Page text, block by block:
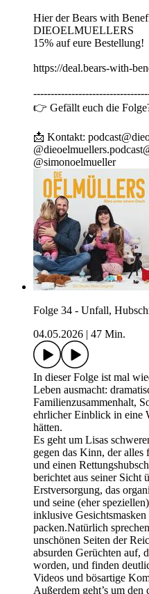
Hier der Bears with
DIEOELMUELLERS
15% auf eure Bestellung!
https://deal.bears-with-
👉 Gefällt euch die
📩 Kontakt:
⁠⁠⁠⁠⁠@⁠simonoelmueller⁠⁠
Folge 34 - Unfall,
04.05.2026
47 Min.
In dieser Folge ist mal
Leben ausmacht:
Familienzusammenhalt,
ehrlicher Einblick in eine
hätten.
Es geht um Lisas
gegen das Kinn, der
und einen
berichtet aus seiner Sicht
Erstversorgung, das
und seine (eher
inklusive
packen.Natürlich
unschönen Seiten der
absurden Gerüchten auf,
worden, und finden
Videos und bösartige
Außerdem geht’s um